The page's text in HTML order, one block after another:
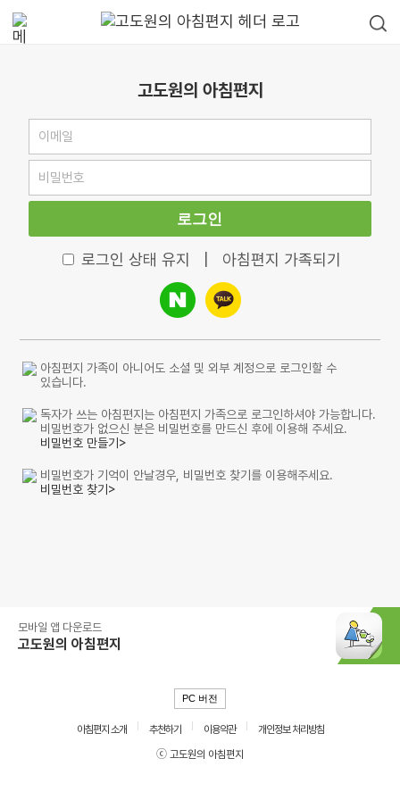
고도원의 아침편지
로그인
로그인 상태 유지 아침편지 가족되기
아침편지 가족이 아니어도 소셜 및 외부 계정으로 로그인할 수
있습니다.
독자가 쓰는 아침편지는 아침편지 가족으로 로그인하셔야 가능합니다.
비밀번호가 없으신 분은 비밀번호를 만드신 후에 이용해 주세요.
비밀번호 만들기>
비밀번호가 기억이 안날경우, 비밀번호 찾기를 이용해주세요.
비밀번호 찾기>
모바일 앱 다운로드
고도원의 아침편지
PC 버전
아침편지 소개 추천하기 이용약관
개인정보 처리방침
ⓒ 고도원의 아침편지